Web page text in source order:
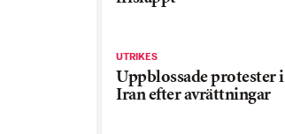
UTRIKES
Uppblossade protester i
Iran efter avrättningar